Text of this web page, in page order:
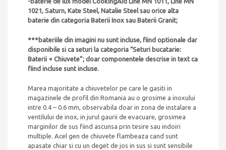
1021, Saturn, Kate Steel, Natalie Steel sau orice alta
baterie din categoria Baterii Inox sau Baterii Granit;
***bateriile din imagini nu sunt incluse, fiind optionale dar
disponibile si ca seturi la categoria “Seturi bucatarie:
Baterii + Chiuvete”; doar componentele descrise in text ca
fiind incluse sunt incluse.
Marea majoritate a chiuvetelor pe care le gasiti in
magazinele de profil din Romania au o grosime a inoxului
intre 0.4 – 0.6 mm, observabila doar in zona de instalare a
ventilului de inox, in jurul gaurii de evacuare, grosimea
marginilor de sus fiind ascunsa prin tesire sau indoiri
multiple. Acel gen de chiuvete flambeaza cand sunt
apasate chiar si cu un deget de jos in sus si sunt sensibile